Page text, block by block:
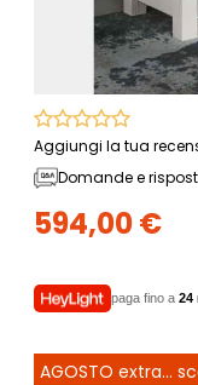
Aggiungi la tua
Domande e
594,00 €
paga fino a 24
AGOSTO extra...